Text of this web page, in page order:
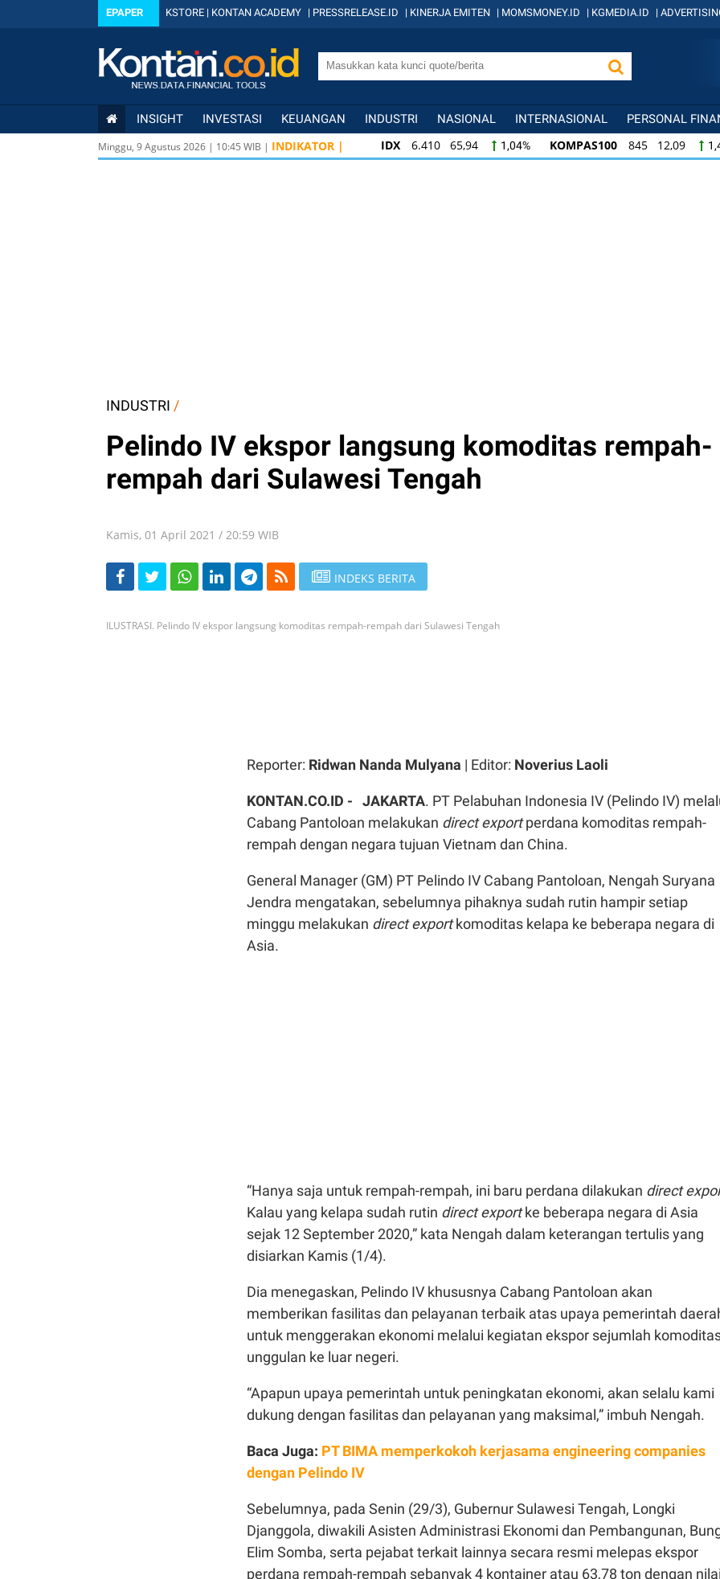
EPAPER KSTORE | KONTAN ACADEMY | PRESSRELEASE.ID | KINERJA EMITEN | MOMSMONEY.ID | KGMEDIA.ID |
INSIGHT INVESTASI KEUANGAN INDUSTRI NASIONAL INTERNASIONAL PERSONAL
Minggu, 9 Agustus 2026 | 10:45 WIB | INDIKATOR | IDX 6.410 65,94 1,04% KOMPAS100 845 12,09
KOMPAS100 845 12,09 1,45% LQ45 640 9,44
INDUSTRI /
Pelindo IV ekspor langsung komoditas rempah-
rempah dari Sulawesi Tengah
Kamis, 01 April 2021 / 20:59 WIB
INDEKS BERITA
ILUSTRASI. Pelindo IV ekspor langsung komoditas rempah-rempah dari Sulawesi Tengah
Reporter: Ridwan Nanda Mulyana | Editor: Noverius Laoli
KONTAN.CO.ID - JAKARTA. PT Pelabuhan Indonesia IV (Pelindo IV)
Cabang Pantoloan melakukan direct exportperdana komoditas rempah-
rempah dengan negara tujuan Vietnam dan China.
General Manager (GM) PT Pelindo IV Cabang Pantoloan, Nengah Suryana
Jendra mengatakan, sebelumnya pihaknya sudah rutin hampir setiap
minggu melakukan direct exportkomoditas kelapa ke beberapa negara di
Asia.
“Hanya saja untuk rempah-rempah, ini baru perdana dilakukan direct
Kalau yang kelapa sudah rutin direct exportke beberapa negara di Asia
sejak 12 September 2020,” kata Nengah dalam keterangan tertulis yang
disiarkan Kamis (1/4).
Dia menegaskan, Pelindo IV khususnya Cabang Pantoloan akan
memberikan fasilitas dan pelayanan terbaik atas upaya pemerintah
untuk menggerakan ekonomi melalui kegiatan ekspor sejumlah
unggulan ke luar negeri.
“Apapun upaya pemerintah untuk peningkatan ekonomi, akan selalu kami
dukung dengan fasilitas dan pelayanan yang maksimal,” imbuh Nengah.
Baca Juga: PT BIMA memperkokoh kerjasama engineering companies
dengan Pelindo IV
Sebelumnya, pada Senin (29/3), Gubernur Sulawesi Tengah, Longki
Djanggola, diwakili Asisten Administrasi Ekonomi dan Pembangunan,
Elim Somba, serta pejabat terkait lainnya secara resmi melepas ekspor
perdana rempah-rempah sebanyak 4 kontainer atau 63,78 ton dengan